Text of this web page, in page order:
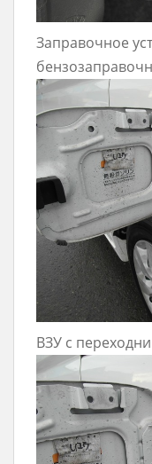
Заправочное
ВЗУ с